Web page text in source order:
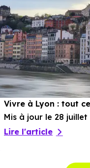
Vivre à Lyon : tout
Mis à jour le 28 juillet
Lire l'article